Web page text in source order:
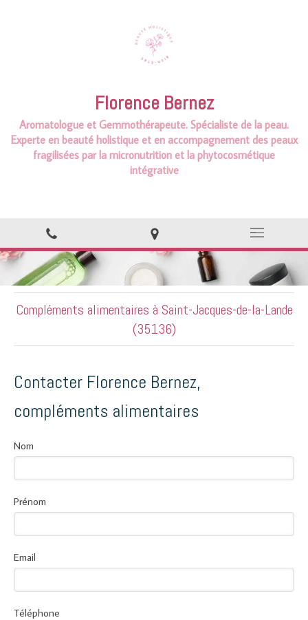
Florence Bernez
Aromatologue et Gemmothérapeute. Spécialiste de la peau.
Experte en beauté holistique et en accompagnement des peaux
fragilisées par la micronutrition et la phytocosmétique
intégrative
Compléments alimentaires à Saint-Jacques-de-la-Lande
(35136)
Contacter Florence Bernez,
compléments alimentaires
Nom
Prénom
Email
Téléphone